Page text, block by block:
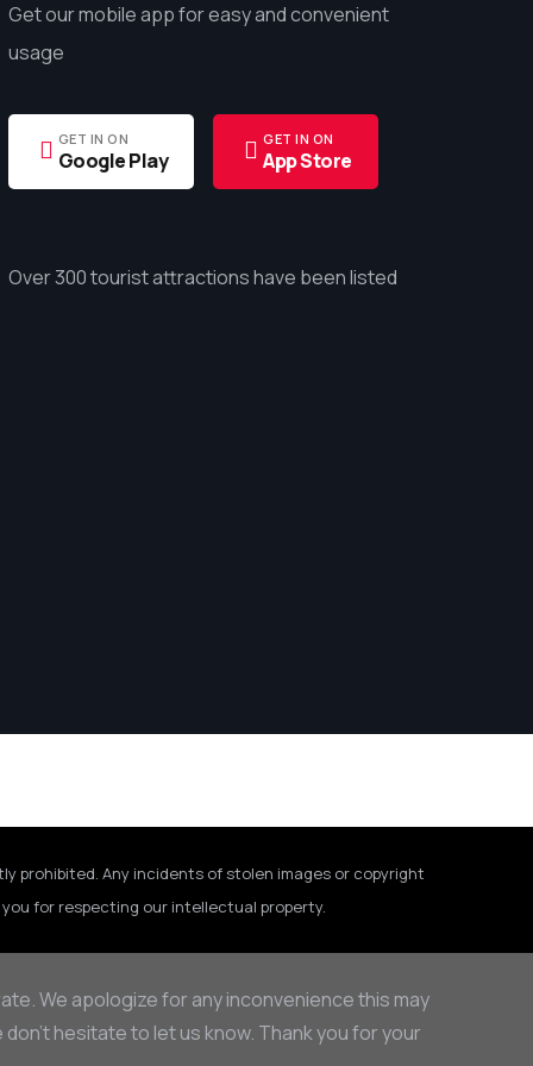
Get our mobile app for easy and convenient
usage
GET IN ON
Google Play
GET IN ON
App Store
Over 300 tourist attractions have been listed
prohibited. Any incidents of stolen images or copyright
for respecting our intellectual property.
We apologize for any inconvenience this may
hesitate to let us know. Thank you for your